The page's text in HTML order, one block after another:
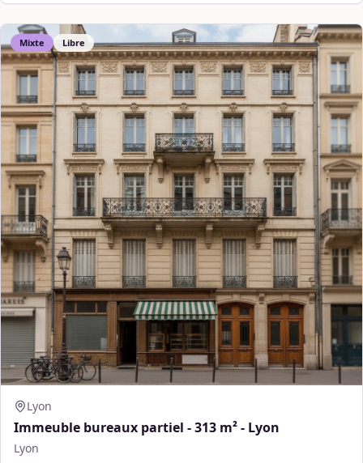
Mixte Libre
Lyon
Immeuble bureaux partiel - 313 m² - Lyon
Lyon